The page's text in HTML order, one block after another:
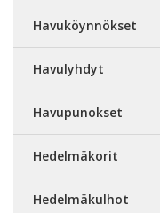
Havuköynnökset
Havulyhdyt
Havupunokset
Hedelmäkorit
Hedelmäkulhot